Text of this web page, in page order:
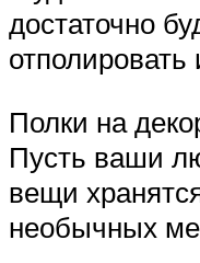
достаточно
отполировать
Полки на
Пусть ваши
вещи
необычных